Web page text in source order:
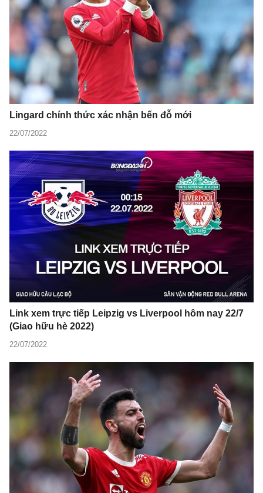
Lingard chính thức xác nhận bến đỗ mới
22/07/2022
Link xem trực tiếp Leipzig vs Liverpool hôm nay 22/7
(Giao hữu hè 2022)
22/07/2022